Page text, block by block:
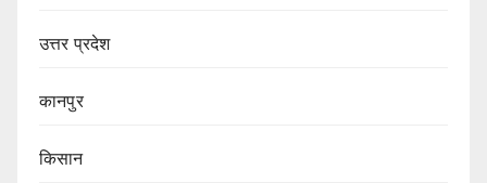
उत्तर प्रदेश
कानपुर
किसान